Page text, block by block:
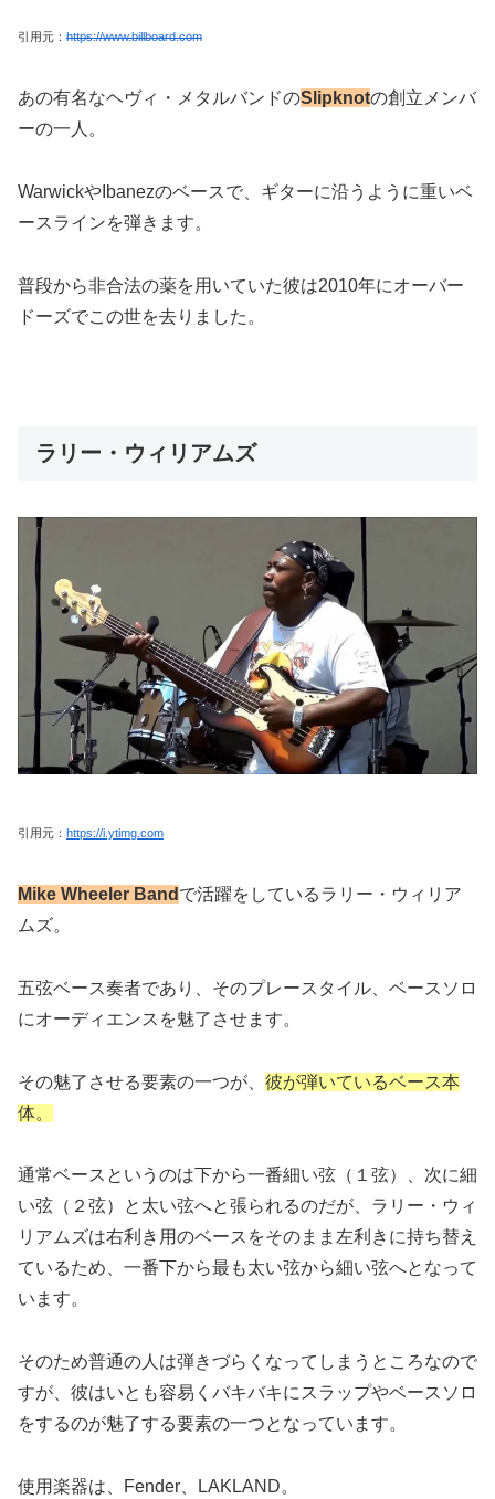
引用元： https://www.billboard.com
あの有名なヘヴィ・メタルバンドのSlipknotの創立メンバ
ーの一人。
WarwickやIbanezのベースで、ギターに沿うように重いベ
ースラインを弾きます。
普段から非合法の薬を用いていた彼は2010年にオーバー
ドーズでこの世を去りました。
ラリー・ウィリアムズ
引用元： https://i.ytimg.com
Mike Wheeler Band で活躍をしているラリー・ウィリア
ムズ。
五弦ベース奏者であり、そのプレースタイル、ベースソロ
にオーディエンスを魅了させます。
その魅了させる要素の一つが、 彼が弾いているベース本
体。
通常ベースというのは下から一番細い弦（１弦）、次に細
い弦（２弦）と太い弦へと張られるのだが、ラリー・ウィ
リアムズは右利き用のベースをそのまま左利きに持ち替え
ているため、一番下から最も太い弦から細い弦へとなって
います。
そのため普通の人は弾きづらくなってしまうところなので
すが、彼はいとも容易くバキバキにスラップやベースソロ
をするのが魅了する要素の一つとなっています。
使用楽器は、Fender、LAKLAND。